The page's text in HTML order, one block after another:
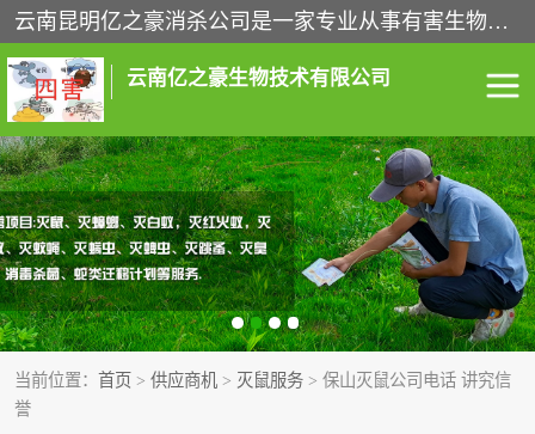
云南昆明亿之豪消杀公司是一家专业从事有害生物防治综合治理的公司，治理服务包括：灭鼠,杀虫,除虫,除蟑螂,白蚁防治,消杀等；安全环保,快速上门,价格透明,完善的售后服务,不影响您的生活工作。
云南亿之豪生物技术有限公司
当前位置： 首页 > 供应商机 > 灭鼠服务 > 保山灭鼠公司电话 讲究信
誉
灭鼠服务 杀虫服务
除虫服务 除蟑螂服务
白蚁防治服务 消杀服务
昆明灭老鼠 昆明灭蟑螂